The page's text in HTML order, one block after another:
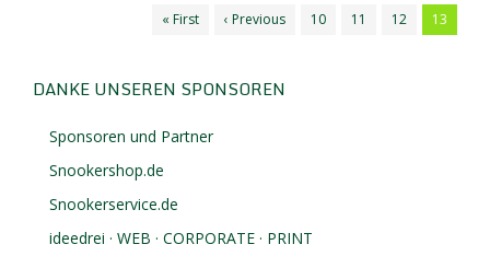
« First ‹ Previous 10 11 12 13
DANKE UNSEREN SPONSOREN
Sponsoren und Partner
Snookershop.de
Snookerservice.de
ideedrei · WEB · CORPORATE · PRINT